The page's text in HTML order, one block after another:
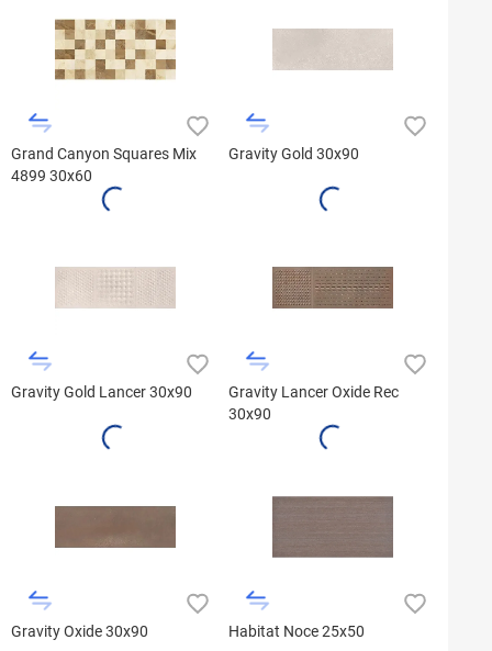
Grand Canyon Squares Mix
4899 30x60
Gravity Gold 30x90
Gravity Gold Lancer 30x90
Gravity Lancer Oxide Rec
30x90
Gravity Oxide 30x90 Habitat Noce 25x50